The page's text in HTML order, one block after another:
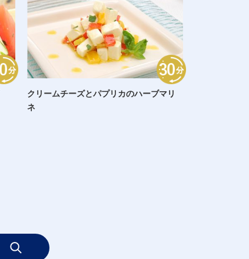
クリームチーズとパプリカのハーブマリ
ネ